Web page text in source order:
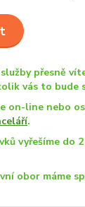
přesně
vás to bude
on-line nebo
.
vyřešíme do
obor máme